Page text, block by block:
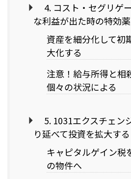
4. コスト・セグリゲ
な利益が出た時の特効薬
資産を細分化して初
大化する
注意！給与所得と相
個々の状況による
5. 1031エクスチェン
り延べて投資を拡大する
キャピタルゲイン税
の物件へ